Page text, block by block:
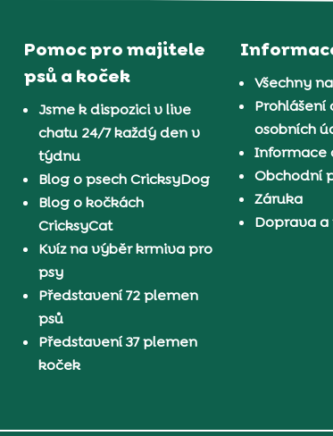
Pomoc pro majitele
psů a koček
Jsme k dispozici v live
chatu 24/7 každý den v
týdnu
Blog o psech CricksyDog
Blog o kočkách
CricksyCat
Kvíz na výběr krmiva pro
psy
Představení 72 plemen
psů
Představení 37 plemen
koček
Všechny
Prohlášení
osobních
Informace
Obchodní
Záruka
Doprava